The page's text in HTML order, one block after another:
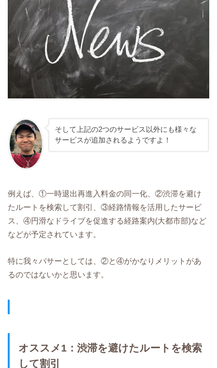
そして上記の2つのサービス以外にも様々な
サービスが追加されるようですよ！
例えば、①一時退出再進入料金の同一化、②渋滞を避け
たルートを検索して割引、③経路情報を活用したサービ
ス、④円滑なドライブを促進する経路案内(大都市部)など
などが予定されています。
特に我々バサーとしては、②と④がかなりメリットがあ
るのではないかと思います。
オススメ1：渋滞を避けたルートを検索
して割引